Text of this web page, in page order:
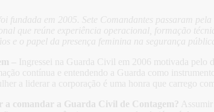
fundada em 2005. Sete Comandantes passaram
que reúne experiência operacional, formação
e o papel da presença feminina na segurança
– Ingressei na Guarda Civil em 2006 motivada pelo
contínua e entendendo a Guarda como
a liderar a corporação é uma honra que carrego
a comandar a Guarda Civil de Contagem?